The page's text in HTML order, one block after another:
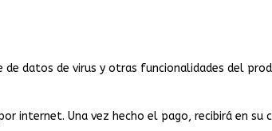
datos de virus y otras funcionalidades del
internet. Una vez hecho el pago, recibirá en